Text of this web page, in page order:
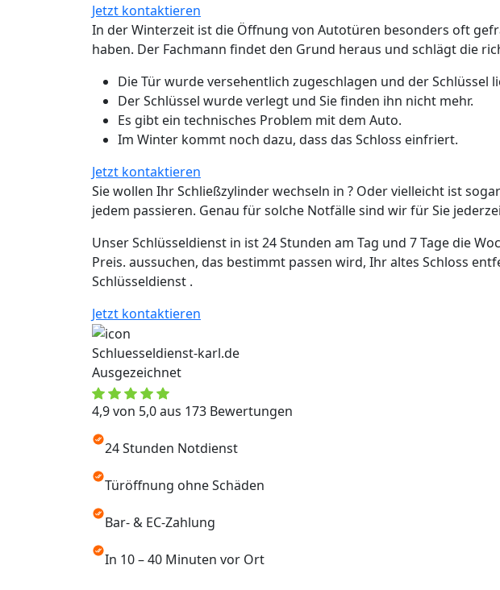
Jetzt kontaktieren
In der Winterzeit ist die Öffnung von Autotüren besonders oft
haben. Der Fachmann findet den Grund heraus und schlägt die
Die Tür wurde versehentlich zugeschlagen und der Schlüssel
Der Schlüssel wurde verlegt und Sie finden ihn nicht mehr.
Es gibt ein technisches Problem mit dem Auto.
Im Winter kommt noch dazu, dass das Schloss einfriert.
Jetzt kontaktieren
Sie wollen Ihr Schließzylinder wechseln in ? Oder vielleicht ist
jedem passieren. Genau für solche Notfälle sind wir für Sie
Unser Schlüsseldienst in ist 24 Stunden am Tag und 7 Tage die
Preis. aussuchen, das bestimmt passen wird, Ihr altes Schloss
Schlüsseldienst .
Jetzt kontaktieren
Schluesseldienst-karl.de
Ausgezeichnet
4,9 von 5,0 aus 173 Bewertungen
24 Stunden Notdienst
Türöffnung ohne Schäden
Bar- & EC-Zahlung
In 10 – 40 Minuten vor Ort